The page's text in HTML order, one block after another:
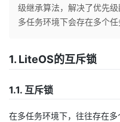
主
的
者
级继承算法，解决了优先
多任务环境下会存在多个
1. LiteOS的互斥锁
1.1. 互斥锁
在多任务环境下，往往存在